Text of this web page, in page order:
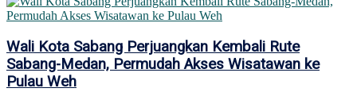
Wali Kota Sabang Perjuangkan Kembali Rute
Sabang-Medan, Permudah Akses Wisatawan ke
Pulau Weh